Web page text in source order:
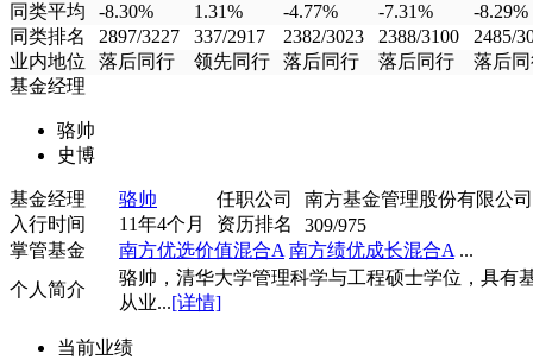
同类平均
-8.30% 1.31% -4.77% -7.31%
-8.29%
同类排名
2897/3227 337/2917 2382/3023 2388/3100
2485/
业内地位
落后同行 领先同行 落后同行 落后同行
落后
基金经理
骆帅
史博
基金经理 骆帅 任职公司
南方基金管理股份有限公司
入行时间
11年4个月 资历排名
309/975
掌管基金
南方优选价值混合A 南方绩优成长混合A ...
个人简介
骆帅，清华大学管理科学与工程硕士学位，具有
从业...[详情]
当前业绩